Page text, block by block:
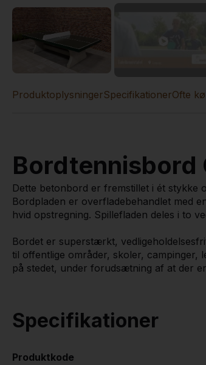
ProduktoplysningerSpecifikationerOfte
Bordtennisbord
Dette betonbord er fremstillet i ét stykke
Bordpladen er overfladebehandlet med
hvid opstregning. Spillefladen deles i to
Bordet er superstærkt,
til offentlige områder, skoler, campinger,
på stedet, under forudsætning af at der
Specifikationer
Produktkode